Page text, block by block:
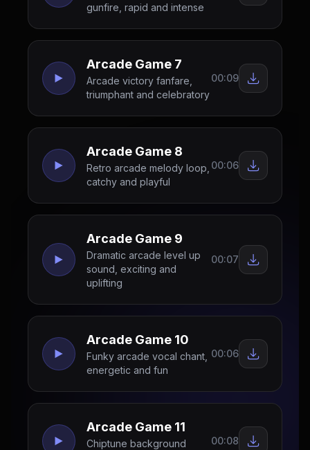
gunfire, rapid and intense
Arcade Game 7
Arcade victory fanfare,
triumphant and celebratory
00:09
Arcade Game 8
Retro arcade melody loop,
catchy and playful
00:06
Arcade Game 9
Dramatic arcade level up
sound, exciting and
uplifting
00:07
Arcade Game 10
Funky arcade vocal chant,
energetic and fun
00:06
Arcade Game 11
Chiptune background
00:08